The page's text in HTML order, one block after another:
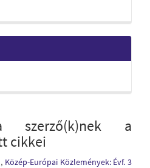
szerző(k)nek a
cikkei
, Közép-Európai Közlemények: Évf. 3